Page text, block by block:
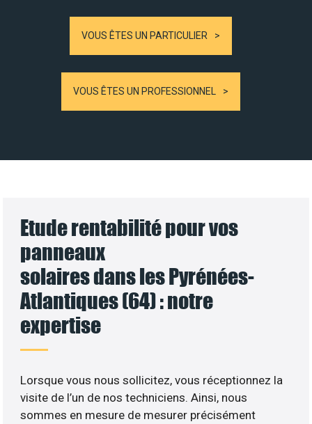
VOUS ÊTES UN PARTICULIER
VOUS ÊTES UN PROFESSIONNEL
Etude rentabilité pour vos
panneaux
solaires dans les Pyrénées-
Atlantiques (64) : notre
expertise
Lorsque vous nous sollicitez, vous réceptionnez la
visite de l’un de nos techniciens. Ainsi, nous
sommes en mesure de mesurer précisément